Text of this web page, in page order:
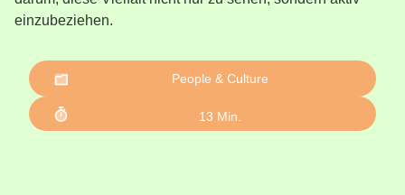
einzubeziehen.
People & Culture
13 Min.